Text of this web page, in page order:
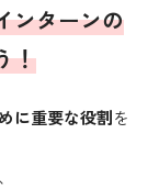
ンターンの
！
に重要な役割を